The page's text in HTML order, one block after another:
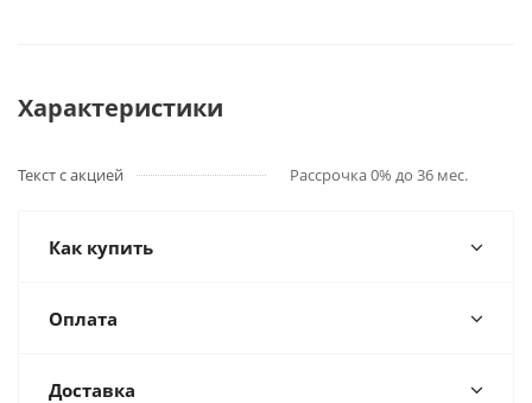
Характеристики
Текст с акцией Рассрочка 0% до 36 мес.
Как купить
Оплата
Доставка